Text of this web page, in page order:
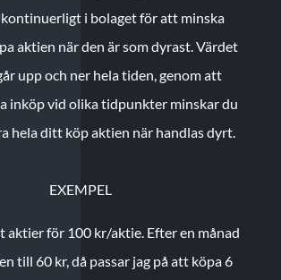
i bolaget för att minska
aktien när den är som dyrast. Värdet
upp och ner hela tiden, genom att
inköp vid olika tidpunkter minskar du
hela ditt köp aktien när handlas dyrt.
EXEMPEL
aktier för 100 kr/aktie. Efter en månad
till 60 kr, då passar jag på att köpa 6